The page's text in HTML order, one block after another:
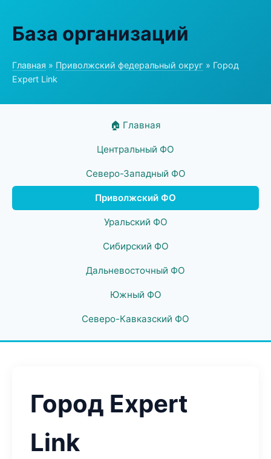
База организаций
Главная » Приволжский федеральный округ » Город
Expert Link
🏠 Главная
Центральный ФО
Северо-Западный ФО
Приволжский ФО
Уральский ФО
Сибирский ФО
Дальневосточный ФО
Южный ФО
Северо-Кавказский ФО
Город Expert
Link